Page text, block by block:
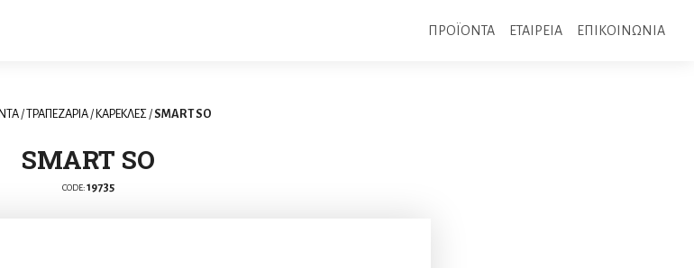
ΠΡΟΪΟΝΤΑ ΕΤΑΙΡΕΙΑ ΕΠΙΚΟΙΝΩΝΙΑ
/ΤΡΑΠΕΖΑΡΙΑ/ ΚΑΡΕΚΛΕΣ/SMART SO
SMART SO
CODE:19735